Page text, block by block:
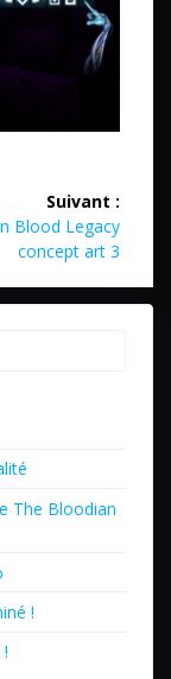
Suivant :
Blood Legacy
concept art 3
The Bloodian
!